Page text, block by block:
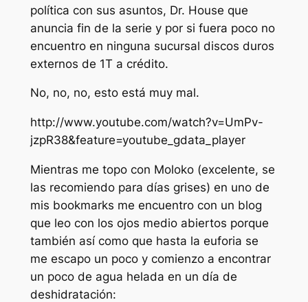
política con sus asuntos, Dr. House que
anuncia fin de la serie y por si fuera poco no
encuentro en ninguna sucursal discos duros
externos de 1T a crédito.
No, no, no, esto está muy mal.
http://www.youtube.com/watch?v=UmPv-
jzpR38&feature=youtube_gdata_player
Mientras me topo con Moloko (excelente, se
las recomiendo para días grises) en uno de
mis bookmarks me encuentro con un blog
que leo con los ojos medio abiertos porque
también así como que hasta la euforia se
me escapo un poco y comienzo a encontrar
un poco de agua helada en un día de
deshidratación: